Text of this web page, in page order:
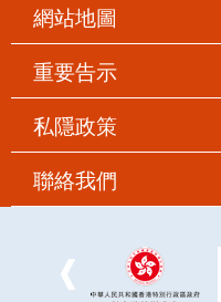
網站地圖
重要告示
私隱政策
聯絡我們